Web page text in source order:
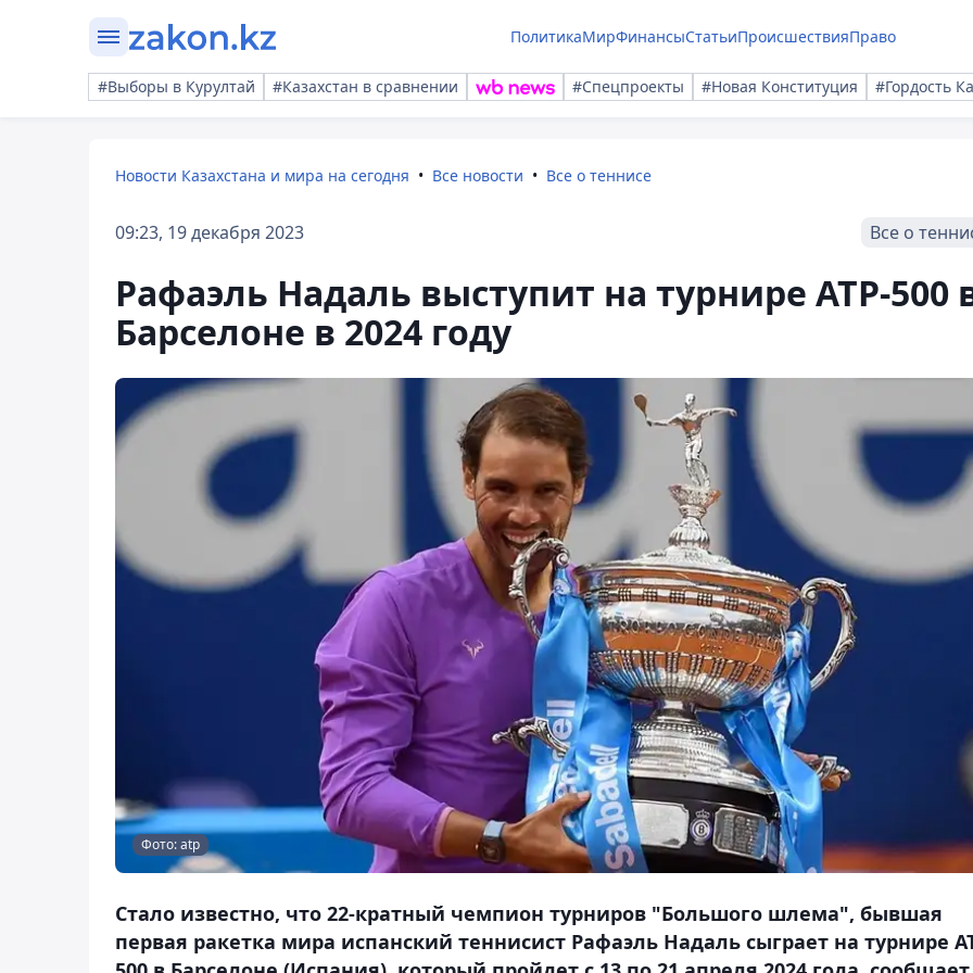
ПолитикаМирФинансыСтатьиПроисшествияПраво
#Выборы в Курултай #Казахстан в сравнении #Спецпроекты #Новая Конституция #Гордость
Новости Казахстана и мира на сегодня Все новости Все о теннисе
09:23, 19 декабря 2023 Все о
Рафаэль Надаль выступит на турнире ATP-500
Барселоне в 2024 году
Фото: atp
Стало известно, что 22-кратный чемпион турниров "Большого шлема", бывшая
первая ракетка мира испанский теннисист Рафаэль Надаль сыграет на турнире